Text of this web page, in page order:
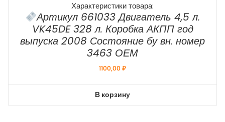
Характеристики товара:
Артикул 661033 Двигатель 4,5 л.
VK45DE 328 л. Коробка АКПП год
выпуска 2008 Состояние бу вн. номер
3463 ОЕМ
1100,00₽
В корзину